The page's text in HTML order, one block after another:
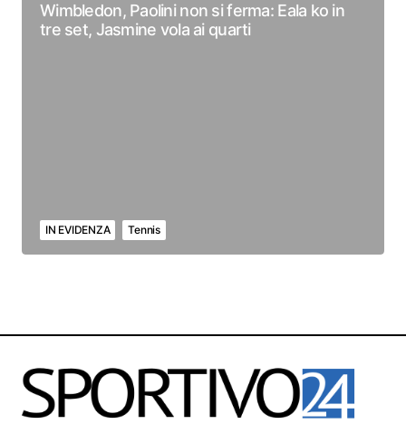
Wimbledon, Paolini non si ferma: Eala ko in
tre set, Jasmine vola ai quarti
IN EVIDENZA Tennis